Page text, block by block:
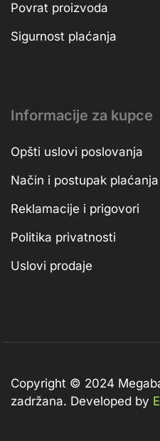
Povrat proizvoda
Sigurnost plaćanja
Informacije za kupce
Opšti uslovi poslovanja
Način i postupak plaćanja
Reklamacije i prigovori
Politika privatnosti
Uslovi prodaje
Copyright © 2024
zadržana. Developed by